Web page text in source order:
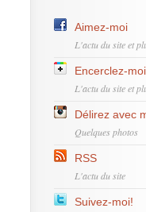
Aimez-moi
L'actu du site et
Encerclez-moi
L'actu du site et
Délirez avec
Quelques photos
RSS
L'actu du site
Suivez-moi!